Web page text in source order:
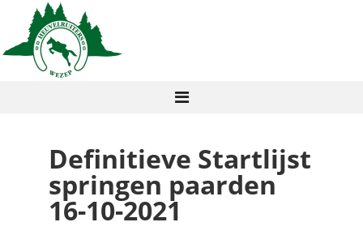
Definitieve Startlijst
springen paarden
16-10-2021